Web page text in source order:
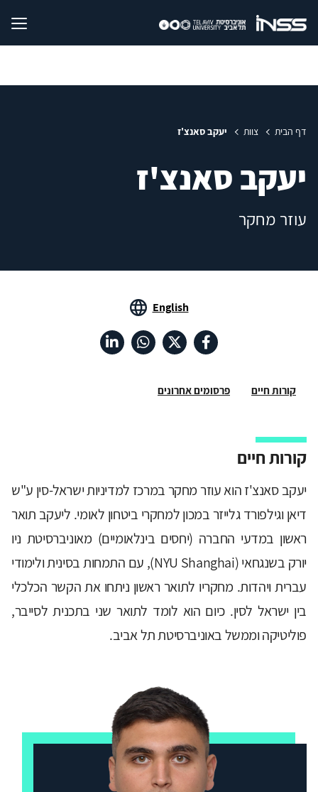
דף הבית צוות יעקב סאנצ'ז
יעקב סאנצ'ז
עוזר מחקר
English
קורות חיים פרסומים אחרונים
קורות חיים
יעקב סאנצ'ז הוא עוזר מחקר במרכז למדיניות ישראל-סין ע"ש
דיאן וגילפורד גלייזר במכון למחקרי ביטחון לאומי. ליעקב תואר
ראשון במדעי החברה (יחסים בינלאומיים) מאוניברסיטת ניו
יורק בשנגחאי (NYU Shanghai), עם התמחות בסינית ולימודי
עברית ויהדות. מחקריו לתואר ראשון ניתחו את הקשר הכלכלי
בין ישראל לסין. כיום הוא לומד לתואר שני בתכנית לסייבר,
פוליטיקה וממשל באוניברסיטת תל אביב.